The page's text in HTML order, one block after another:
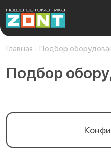
Главная - Подбор
Подбор